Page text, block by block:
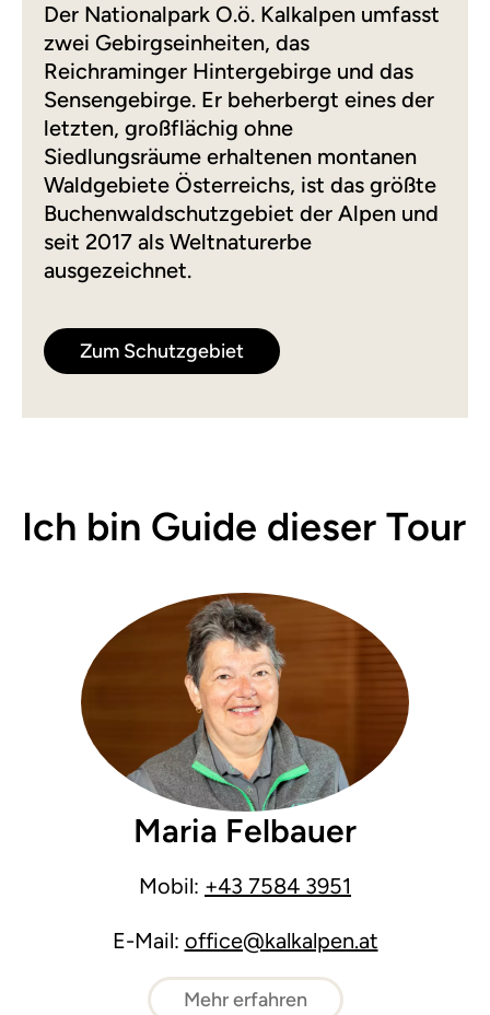
Der Nationalpark O.ö. Kalkalpen umfasst
zwei Gebirgseinheiten, das
Reichraminger Hintergebirge und das
Sensengebirge. Er beherbergt eines der
letzten, großflächig ohne
Siedlungsräume erhaltenen montanen
Waldgebiete Österreichs, ist das größte
Buchenwaldschutzgebiet der Alpen und
seit 2017 als Weltnaturerbe
ausgezeichnet.
Zum Schutzgebiet
Ich bin Guide dieser Tour
Maria Felbauer
Mobil: +43 7584 3951
E-Mail: office@kalkalpen.at
Mehr erfahren